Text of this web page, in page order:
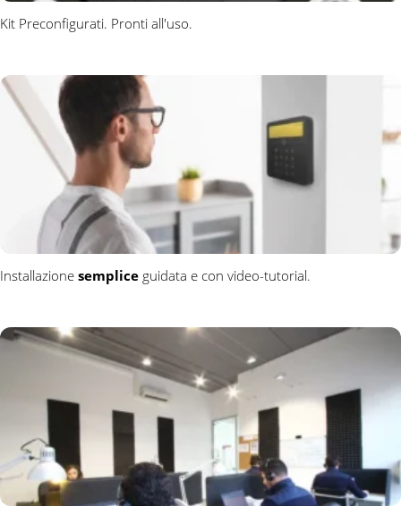
Kit Preconfigurati. Pronti all'uso.
Installazione semplice guidata e con video-tutorial.